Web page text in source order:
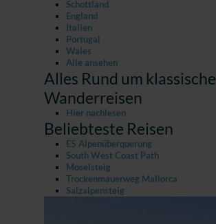
Schottland
England
Italien
Portugal
Wales
Alle ansehen
Alles Rund um klassische
Wanderreisen
Hier nachlesen
Beliebteste Reisen
E5 Alpenüberquerung
South West Coast Path
Moselsteig
Trockenmauerweg Mallorca
Salzalpensteig